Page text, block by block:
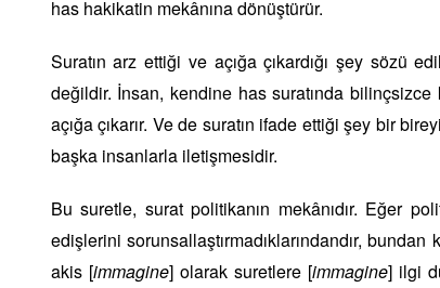
has hakikatin mekânına dönüştürür.
Suratın arz ettiği ve açığa çıkardığı şey sözü
değildir. İnsan, kendine has suratında
açığa çıkarır. Ve de suratın ifade ettiği şey bir
başka insanlarla iletişmesidir.
Bu suretle, surat politikanın mekânıdır. Eğer
edişlerini sorunsallaştırmadıklarındandır,
akis [immagine] olarak suretlere [immagine] ilgi